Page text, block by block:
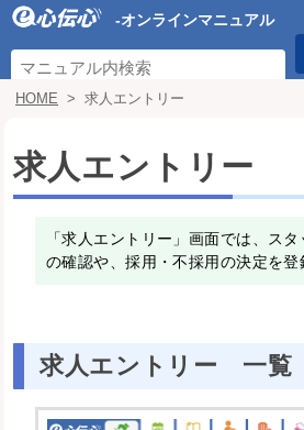
-オンラインマニュアル
HOME > 求人エントリー
求人エントリー
「求人エントリー」画面では、ス
の確認や、採用・不採用の決定を登
求人エントリー 一覧